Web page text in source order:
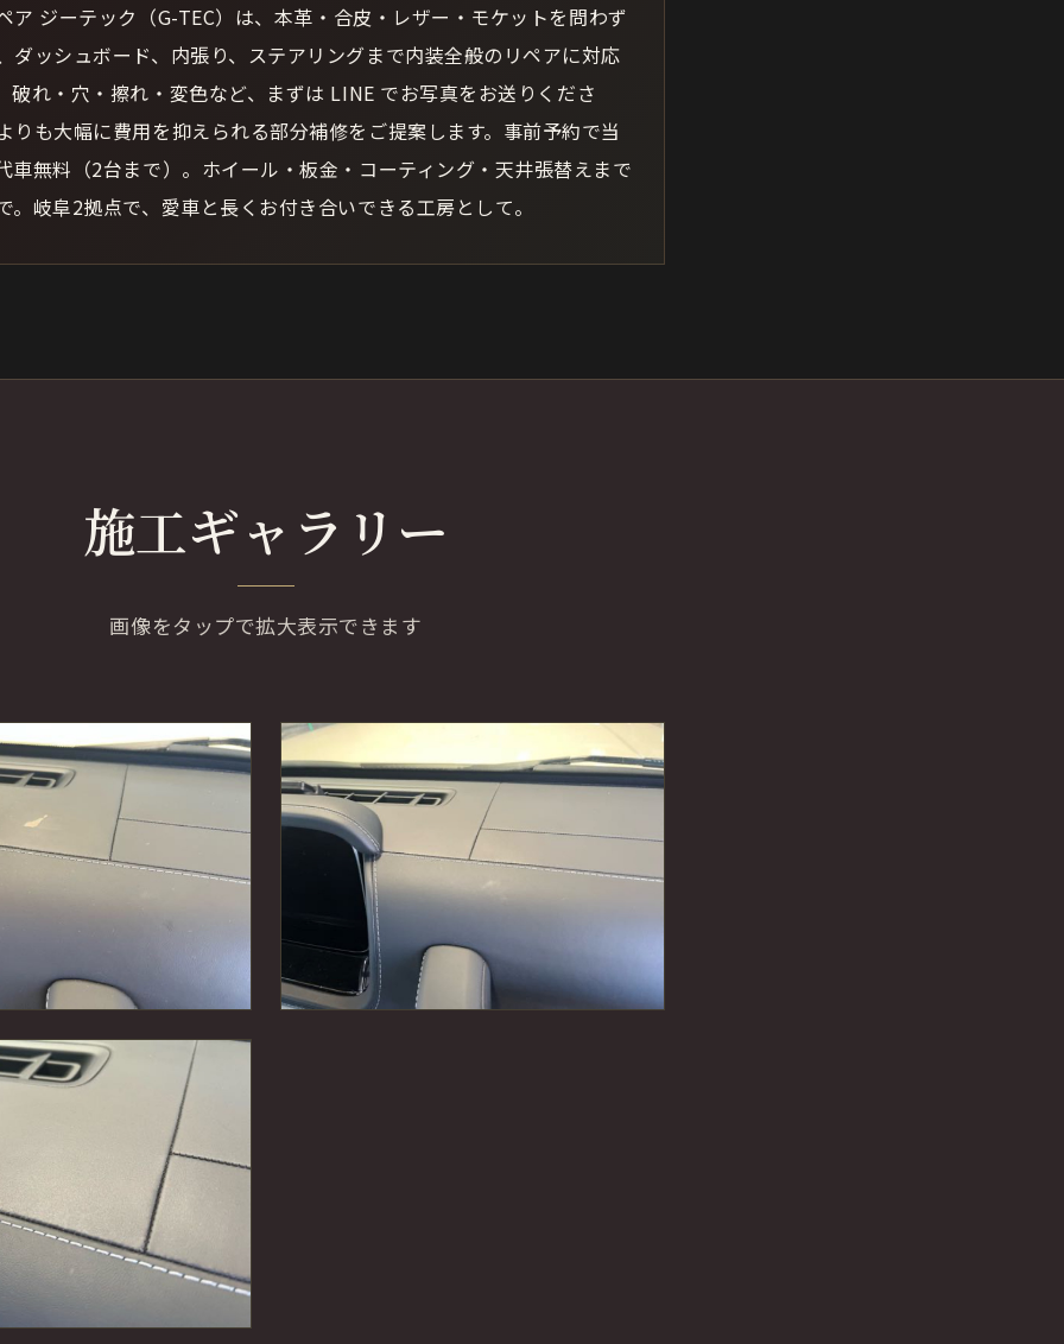
ア ジーテック（G-TEC）は、本革・合皮・レザー・モケットを問わず
ダッシュボード、内張り、ステアリングまで内装全般のリペアに対応
破れ・穴・擦れ・変色など、まずは LINE でお写真をお送りくださ
りも大幅に費用を抑えられる部分補修をご提案します。事前予約で当
車無料（2台まで）。ホイール・板金・コーティング・天井張替えまで
。岐阜2拠点で、愛車と長くお付き合いできる工房として。
施工ギャラリー
画像をタップで拡大表示できます